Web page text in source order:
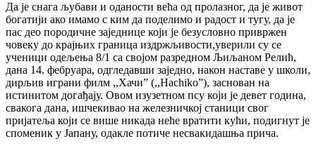
Да је снага љубави и оданости већа од пролазног, да је живот
богатији ако имамо с ким да поделимо и радост и тугу, да је
пас део породичне заједнице који је безусловно привржен
човеку до крајњих граница издржљивости,уверили су се
ученици одељења 8/1 са својом разредном Љиљаном Релић,
дана 14. фебруара, одгледавши заједно, након наставе у школи,
дирљив играни филм ,,Хачи” (,,Hachiko”), заснован на
истинитом догађају. Овом изузетном псу који је девет година,
свакога дана, ишчекивао на железничкој станици свог
пријатеља који се више никада неће вратити кући, подигнут је
споменик у Јапану, одакле потиче несвакидашња прича.